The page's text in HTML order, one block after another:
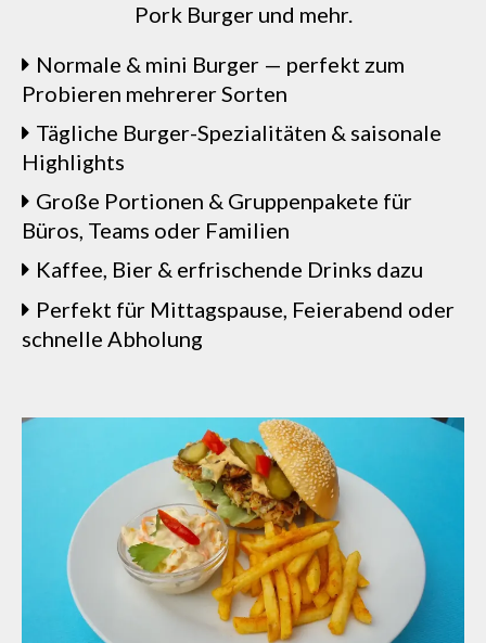
Pork Burger und mehr.
Normale & mini Burger — perfekt zum
Probieren mehrerer Sorten
Tägliche Burger-Spezialitäten & saisonale
Highlights
Große Portionen & Gruppenpakete für
Büros, Teams oder Familien
Kaffee, Bier & erfrischende Drinks dazu
Perfekt für Mittagspause, Feierabend oder
schnelle Abholung